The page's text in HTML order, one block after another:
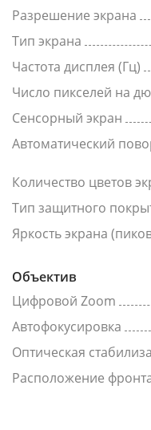
Разрешение экрана
Тип экрана
Частота дисплея (Гц)
Число пикселей на
Сенсорный экран
Автоматический
Количество цветов
Тип защитного
Яркость экрана
Объектив
Цифровой Zoom
Автофокусировка
Оптическая
Расположение